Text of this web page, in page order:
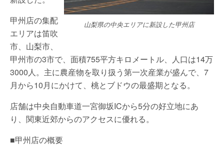
山梨県の中央エリアに新設した甲州店
甲州店の集配
エリアは笛吹
市、山梨市、
甲州市の3市で、面積755平方キロメートル、人口は14万
3000人。主に農産物を取り扱う第一次産業が盛んで、7
月から10月にかけて、桃とブドウの最盛期となる。
店舗は中央自動車道一宮御坂ICから5分の好立地にあ
り、関東近郊からのアクセスに優れる。
■甲州店の概要